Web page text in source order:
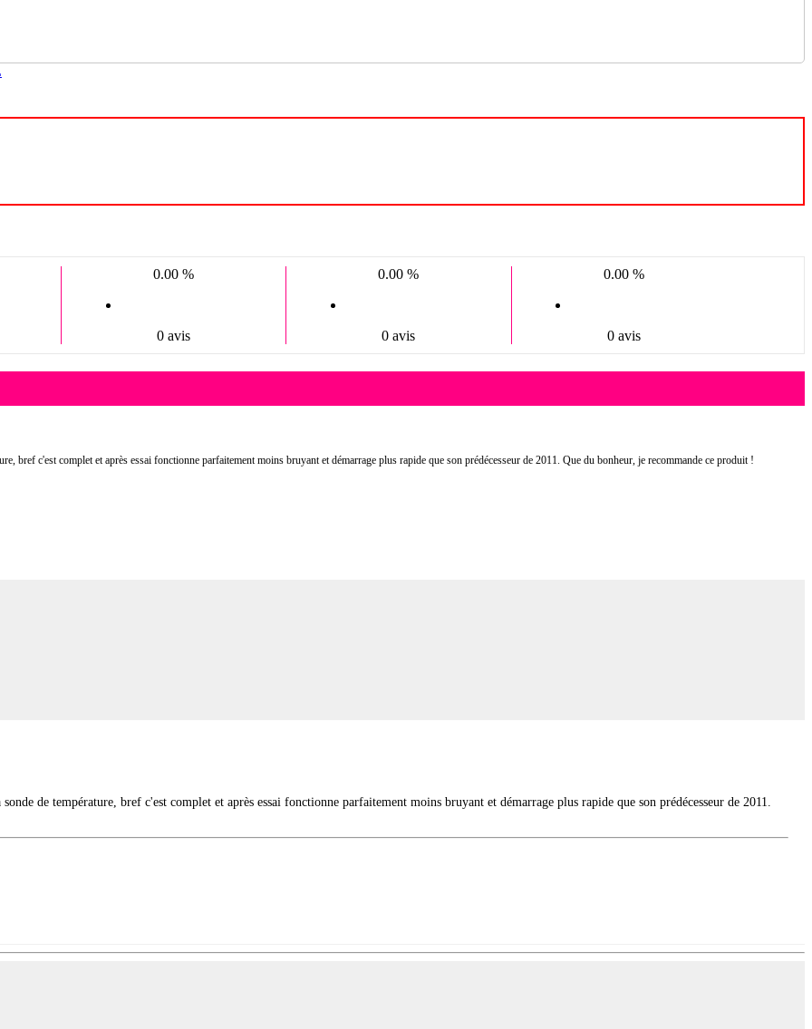
0.00 %
0 avis
0.00 %
0 avis
0.00 %
0 avis
bref c'est complet et après essai fonctionne parfaitement moins bruyant et démarrage plus rapide que son prédécesseur de 2011. Que du bonheur, je recommande ce produit !
de température, bref c'est complet et après essai fonctionne parfaitement moins bruyant et démarrage plus rapide que son prédécesseur de 2011.